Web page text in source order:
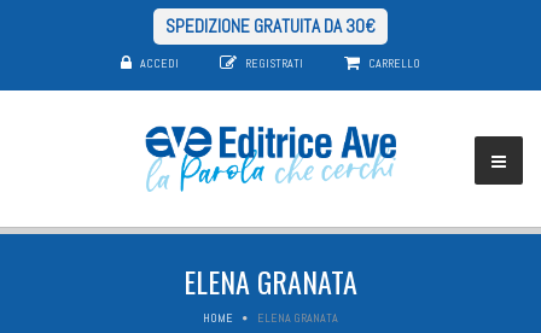
SPEDIZIONE GRATUITA DA 30€
ACCEDI REGISTRATI CARRELLO
ELENA GRANATA
HOME ELENA GRANATA